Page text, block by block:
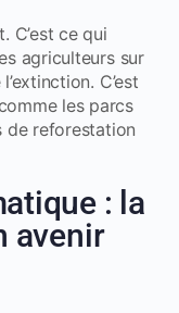
C’est ce qui
agriculteurs sur
C’est
les parcs
de reforestation
: la
avenir